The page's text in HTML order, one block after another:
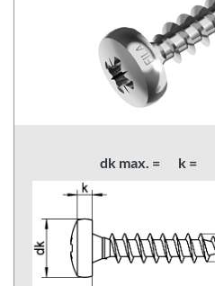
dk max. = k =